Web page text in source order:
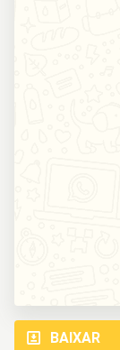
BAIXAR